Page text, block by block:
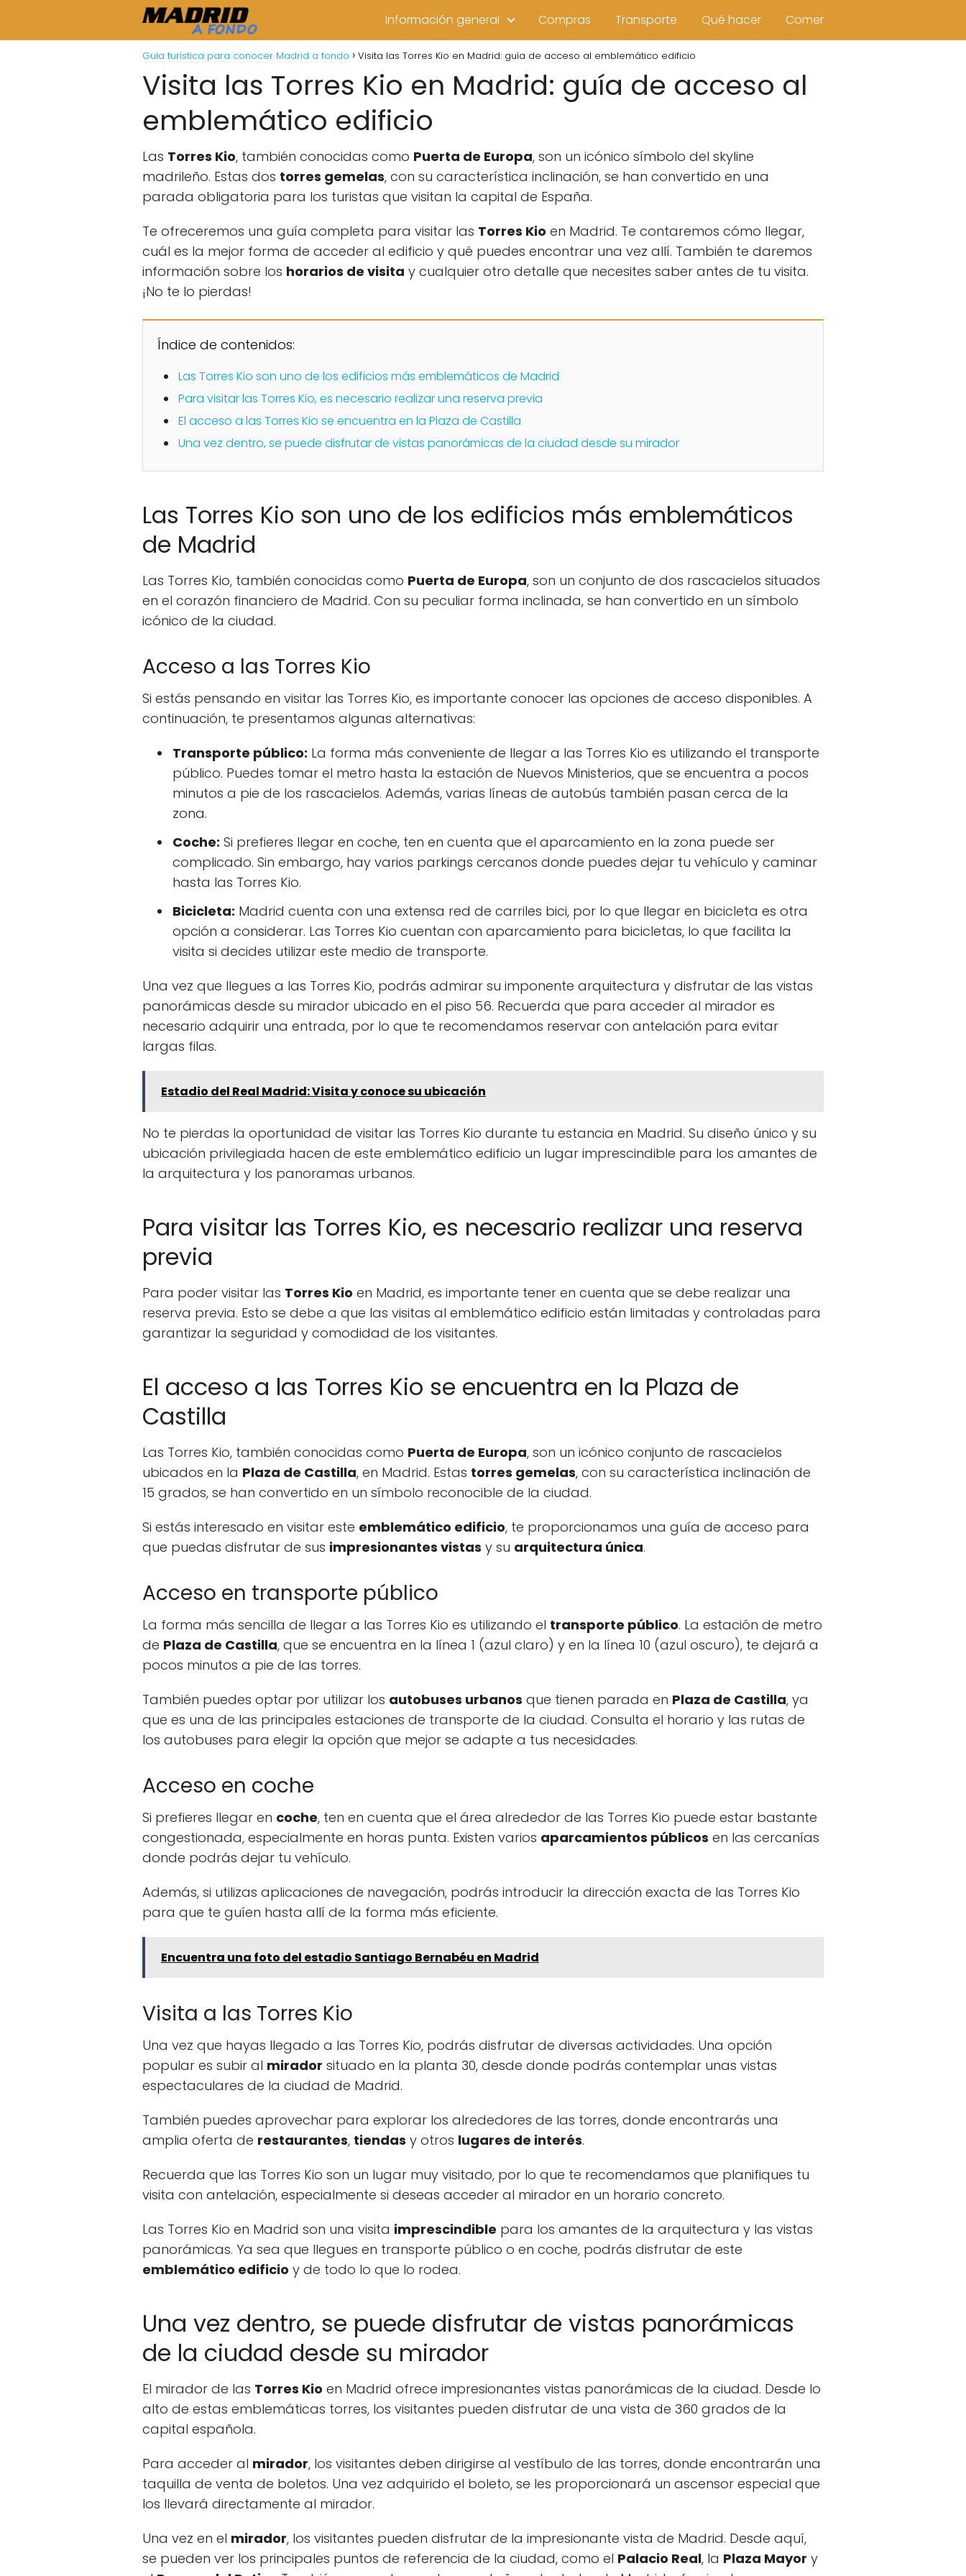
Información general Compras Transporte Qué hacer Comer
Guía turística para conocer Madrid a fondo Visita las Torres Kio en Madrid: guía de acceso al emblemático edificio
Visita las Torres Kio en Madrid: guía de acceso al
emblemático edificio
Las Torres Kio, también conocidas como Puerta de Europa, son un icónico símbolo del skyline
madrileño. Estas dos torres gemelas, con su característica inclinación, se han convertido en una
parada obligatoria para los turistas que visitan la capital de España.
Te ofreceremos una guía completa para visitar las Torres Kio en Madrid. Te contaremos cómo llegar,
cuál es la mejor forma de acceder al edificio y qué puedes encontrar una vez allí. También te daremos
información sobre los horarios de visita y cualquier otro detalle que necesites saber antes de tu visita.
¡No te lo pierdas!
Índice de contenidos:
Las Torres Kio son uno de los edificios más emblemáticos de Madrid
Para visitar las Torres Kio, es necesario realizar una reserva previa
El acceso a las Torres Kio se encuentra en la Plaza de Castilla
Una vez dentro, se puede disfrutar de vistas panorámicas de la ciudad desde su mirador
Las Torres Kio son uno de los edificios más emblemáticos
de Madrid
Las Torres Kio, también conocidas como Puerta de Europa, son un conjunto de dos rascacielos situados
en el corazón financiero de Madrid. Con su peculiar forma inclinada, se han convertido en un símbolo
icónico de la ciudad.
Acceso a las Torres Kio
Si estás pensando en visitar las Torres Kio, es importante conocer las opciones de acceso disponibles. A
continuación, te presentamos algunas alternativas:
Transporte público: La forma más conveniente de llegar a las Torres Kio es utilizando el transporte
público. Puedes tomar el metro hasta la estación de Nuevos Ministerios, que se encuentra a pocos
minutos a pie de los rascacielos. Además, varias líneas de autobús también pasan cerca de la
zona.
Coche: Si prefieres llegar en coche, ten en cuenta que el aparcamiento en la zona puede ser
complicado. Sin embargo, hay varios parkings cercanos donde puedes dejar tu vehículo y caminar
hasta las Torres Kio.
Bicicleta: Madrid cuenta con una extensa red de carriles bici, por lo que llegar en bicicleta es otra
opción a considerar. Las Torres Kio cuentan con aparcamiento para bicicletas, lo que facilita la
visita si decides utilizar este medio de transporte.
Una vez que llegues a las Torres Kio, podrás admirar su imponente arquitectura y disfrutar de las vistas
panorámicas desde su mirador ubicado en el piso 56. Recuerda que para acceder al mirador es
necesario adquirir una entrada, por lo que te recomendamos reservar con antelación para evitar
largas filas.
Estadio del Real Madrid: Visita y conoce su ubicación
No te pierdas la oportunidad de visitar las Torres Kio durante tu estancia en Madrid. Su diseño único y su
ubicación privilegiada hacen de este emblemático edificio un lugar imprescindible para los amantes de
la arquitectura y los panoramas urbanos.
Para visitar las Torres Kio, es necesario realizar una reserva
previa
Para poder visitar las Torres Kio en Madrid, es importante tener en cuenta que se debe realizar una
reserva previa. Esto se debe a que las visitas al emblemático edificio están limitadas y controladas para
garantizar la seguridad y comodidad de los visitantes.
El acceso a las Torres Kio se encuentra en la Plaza de
Castilla
Las Torres Kio, también conocidas como Puerta de Europa, son un icónico conjunto de rascacielos
ubicados en la Plaza de Castilla, en Madrid. Estas torres gemelas, con su característica inclinación de
15 grados, se han convertido en un símbolo reconocible de la ciudad.
Si estás interesado en visitar este emblemático edificio, te proporcionamos una guía de acceso para
que puedas disfrutar de sus impresionantes vistas y su arquitectura única.
Acceso en transporte público
La forma más sencilla de llegar a las Torres Kio es utilizando el transporte público. La estación de metro
de Plaza de Castilla, que se encuentra en la línea 1 (azul claro) y en la línea 10 (azul oscuro), te dejará a
pocos minutos a pie de las torres.
También puedes optar por utilizar los autobuses urbanos que tienen parada en Plaza de Castilla, ya
que es una de las principales estaciones de transporte de la ciudad. Consulta el horario y las rutas de
los autobuses para elegir la opción que mejor se adapte a tus necesidades.
Acceso en coche
Si prefieres llegar en coche, ten en cuenta que el área alrededor de las Torres Kio puede estar bastante
congestionada, especialmente en horas punta. Existen varios aparcamientos públicos en las cercanías
donde podrás dejar tu vehículo.
Además, si utilizas aplicaciones de navegación, podrás introducir la dirección exacta de las Torres Kio
para que te guíen hasta allí de la forma más eficiente.
Encuentra una foto del estadio Santiago Bernabéu en Madrid
Visita a las Torres Kio
Una vez que hayas llegado a las Torres Kio, podrás disfrutar de diversas actividades. Una opción
popular es subir al mirador situado en la planta 30, desde donde podrás contemplar unas vistas
espectaculares de la ciudad de Madrid.
También puedes aprovechar para explorar los alrededores de las torres, donde encontrarás una
amplia oferta de restaurantes, tiendas y otros lugares de interés.
Recuerda que las Torres Kio son un lugar muy visitado, por lo que te recomendamos que planifiques tu
visita con antelación, especialmente si deseas acceder al mirador en un horario concreto.
Las Torres Kio en Madrid son una visita imprescindible para los amantes de la arquitectura y las vistas
panorámicas. Ya sea que llegues en transporte público o en coche, podrás disfrutar de este
emblemático edificio y de todo lo que lo rodea.
Una vez dentro, se puede disfrutar de vistas panorámicas
de la ciudad desde su mirador
El mirador de las Torres Kio en Madrid ofrece impresionantes vistas panorámicas de la ciudad. Desde lo
alto de estas emblemáticas torres, los visitantes pueden disfrutar de una vista de 360 grados de la
capital española.
Para acceder al mirador, los visitantes deben dirigirse al vestíbulo de las torres, donde encontrarán una
taquilla de venta de boletos. Una vez adquirido el boleto, se les proporcionará un ascensor especial que
los llevará directamente al mirador.
Una vez en el mirador, los visitantes pueden disfrutar de la impresionante vista de Madrid. Desde aquí,
se pueden ver los principales puntos de referencia de la ciudad, como el Palacio Real, la Plaza Mayor y